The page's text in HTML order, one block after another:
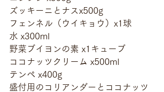
ズッキーニとナスx500g
フェンネル（ウイキョウ）x1球
水 x300ml
野菜ブイヨンの素 x1キューブ
ココナッツクリーム x500ml
テンペ x400g
盛付用のコリアンダーとココナッツ